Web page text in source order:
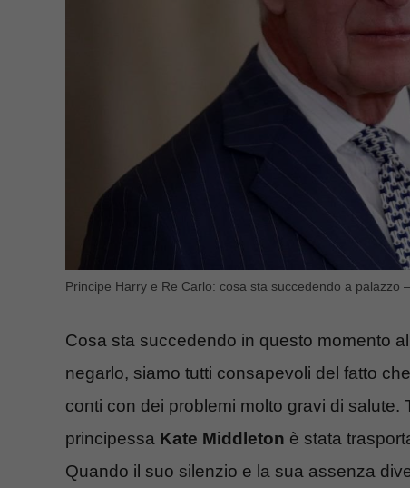
Principe Harry e Re Carlo: cosa sta succedendo a palazzo
Cosa sta succedendo in questo momento
negarlo, siamo tutti consapevoli del fatto
conti con dei problemi molto gravi di salute.
principessa Kate Middleton è stata
Quando il suo silenzio e la sua assenza